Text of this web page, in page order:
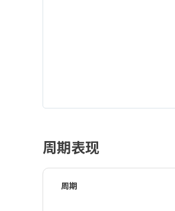
周期表现
周期